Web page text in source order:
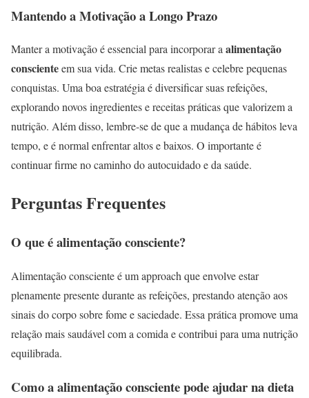
Mantendo a Motivação a Longo Prazo
Manter a motivação é essencial para incorporar aalimentação
conscienteem sua vida. Crie metas realistas e celebre pequenas
conquistas. Uma boa estratégia é diversificar suas refeições,
explorando novos ingredientes e receitas práticas que valorizem a
nutrição. Além disso, lembre-se de que a mudança de hábitos leva
tempo, e é normal enfrentar altos e baixos. O importante é
continuar firme no caminho do autocuidado e da saúde.
Perguntas Frequentes
O que é alimentação consciente?
Alimentação consciente é um approach que envolve estar
plenamente presente durante as refeições, prestando atenção aos
sinais do corpo sobre fome e saciedade. Essa prática promove uma
relação mais saudável com a comida e contribui para uma nutrição
equilibrada.
Como a alimentação consciente pode ajudar na dieta